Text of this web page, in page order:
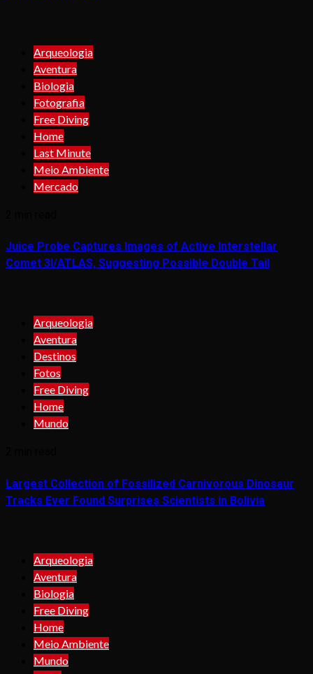
Arqueologia
Aventura
Biologia
Fotografia
Free Diving
Home
Last Minute
Meio Ambiente
Mercado
Juice Probe Captures Images of Active Interstellar
Comet 3I/ATLAS, Suggesting Possible Double Tail
Arqueologia
Aventura
Destinos
Fotos
Free Diving
Home
Mundo
Largest Collection of Fossilized Carnivorous Dinosaur
Tracks Ever Found Surprises Scientists in Bolivia
Arqueologia
Aventura
Biologia
Free Diving
Home
Meio Ambiente
Mundo